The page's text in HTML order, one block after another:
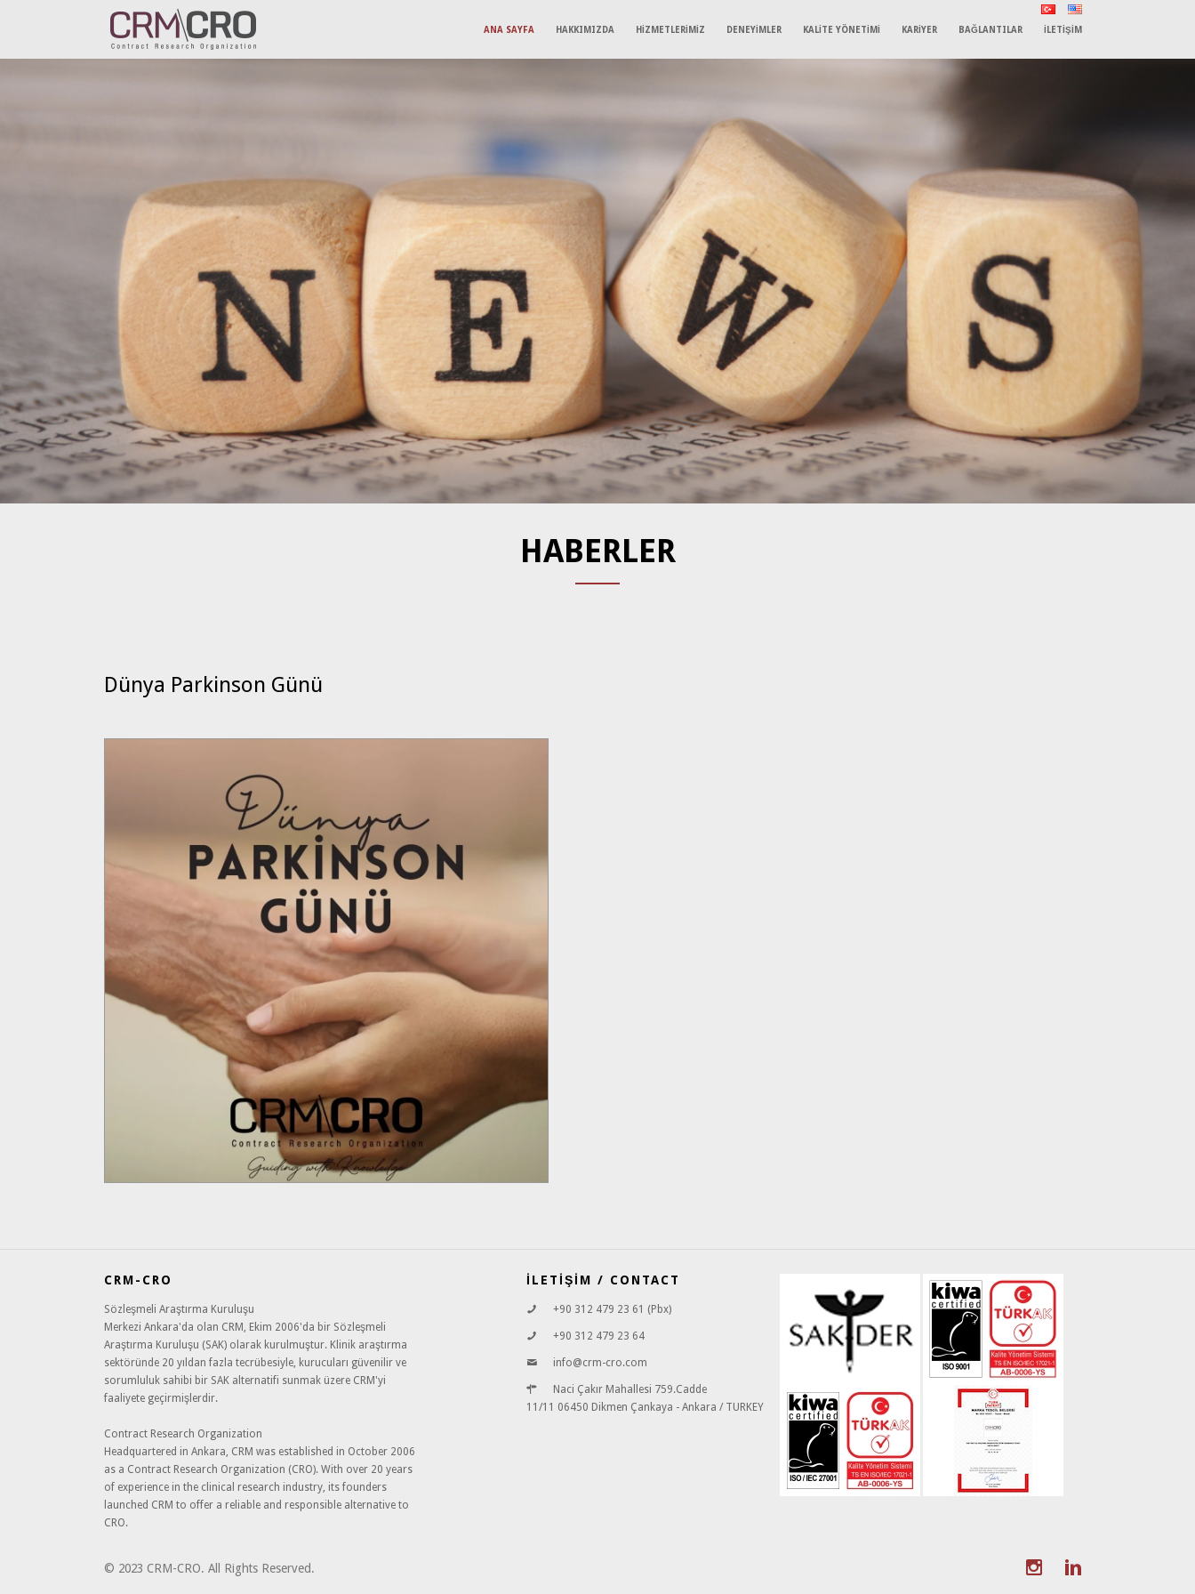
ANA SAYFA HAKKIMIZDA HİZMETLERİMİZ DENEYİMLER KALİTE YÖNETİMİ KARİYER BAĞLANTILAR İLETİŞİM
HABERLER
Dünya Parkinson Günü
CRM-CRO
Sözleşmeli Araştırma Kuruluşu
Merkezi Ankara'da olan CRM, Ekim 2006'da bir Sözleşmeli
Araştırma Kuruluşu (SAK) olarak kurulmuştur. Klinik araştırma
sektöründe 20 yıldan fazla tecrübesiyle, kurucuları güvenilir ve
sorumluluk sahibi bir SAK alternatifi sunmak üzere CRM'yi
faaliyete geçirmişlerdir.
Contract Research Organization
Headquartered in Ankara, CRM was established in October 2006
as a Contract Research Organization (CRO). With over 20 years
of experience in the clinical research industry, its founders
launched CRM to offer a reliable and responsible alternative to
CRO.
İLETİŞİM / CONTACT
+90 312 479 23 61 (Pbx)
+90 312 479 23 64
info@crm-cro.com
Naci Çakır Mahallesi 759.Cadde
11/11 06450 Dikmen Çankaya - Ankara / TURKEY
© 2023 CRM-CRO. All Rights Reserved.